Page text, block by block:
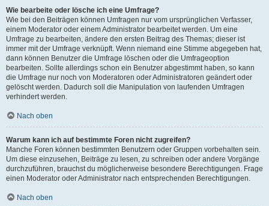
Wie bearbeite oder lösche ich eine Umfrage?
Wie bei den Beiträgen können Umfragen nur vom ursprünglichen Verfasser,
einem Moderator oder einem Administrator bearbeitet werden. Um eine
Umfrage zu bearbeiten, ändere den ersten Beitrag des Themas; dieser ist
immer mit der Umfrage verknüpft. Wenn niemand eine Stimme abgegeben hat,
dann können Benutzer die Umfrage löschen oder die Umfrageoption
bearbeiten. Sollte allerdings schon ein Benutzer abgestimmt haben, so kann
die Umfrage nur noch von Moderatoren oder Administratoren geändert oder
gelöscht werden. Dadurch soll die Manipulation von laufenden Umfragen
verhindert werden.
Nach oben
Warum kann ich auf bestimmte Foren nicht zugreifen?
Manche Foren können bestimmten Benutzern oder Gruppen vorbehalten sein.
Um diese einzusehen, Beiträge zu lesen, zu schreiben oder andere Vorgänge
durchzuführen, brauchst du möglicherweise besondere Berechtigungen. Frage
einen Moderator oder Administrator nach entsprechenden Berechtigungen.
Nach oben